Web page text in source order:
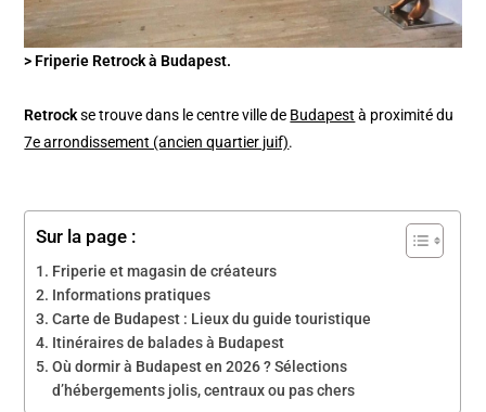
> Friperie Retrock à Budapest.
Retrockse trouve dans le centre ville de Budapest à proximité du
7e arrondissement (ancien quartier juif).
Sur la page :
Friperie et magasin de créateurs
Informations pratiques
Carte de Budapest : Lieux du guide touristique
Itinéraires de balades à Budapest
Où dormir à Budapest en 2026 ? Sélections
d’hébergements jolis, centraux ou pas chers